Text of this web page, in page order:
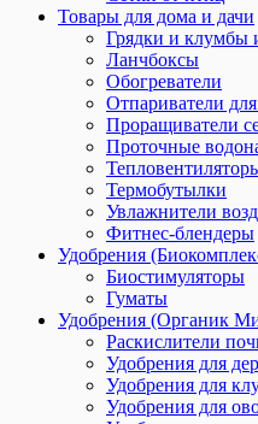
Товары для дома и дачи
Грядки и
Ланчбоксы
Обогреватели
Отпариватели
Проращиватели
Проточные
Термобутылки
Увлажнители
Фитнес-блендеры
Удобрения
Биостимуляторы
Гуматы
Удобрения (Органик
Раскислители
Удобрения для
Удобрения для
Удобрения для